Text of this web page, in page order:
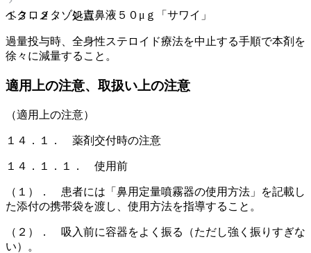
ベクロメタゾン点鼻液５０μｇ「サワイ」
１３．２． 処置
過量投与時、全身性ステロイド療法を中止する手順で本剤を
徐々に減量すること。
適用上の注意、取扱い上の注意
（適用上の注意）
１４．１． 薬剤交付時の注意
１４．１．１． 使用前
（１）． 患者には「鼻用定量噴霧器の使用方法」を記載し
た添付の携帯袋を渡し、使用方法を指導すること。
（２）． 吸入前に容器をよく振る（ただし強く振りすぎな
い）。